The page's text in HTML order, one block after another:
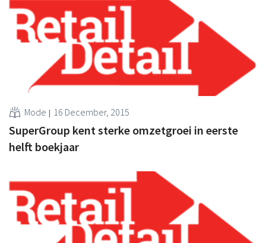
Mode 16 December, 2015
SuperGroup kent sterke omzetgroei in eerste
helft boekjaar